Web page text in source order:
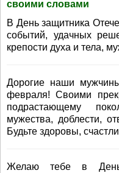
своими словами
В День защитника
событий, удачных
крепости духа и тела,
Дорогие наши
февраля! Своими
подрастающему
мужества, доблести,
Будьте здоровы,
Желаю тебе в День